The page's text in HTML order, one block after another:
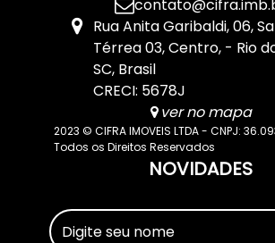
Rua Anita Garibaldi,06,
Térrea 03,Centro, Rio
SC, Brasil
CRECI: 5678J
ver no mapa
2023 © CIFRA IMOVEIS LTDA - CNPJ:
Todos os Direitos Reservados
NOVIDADES